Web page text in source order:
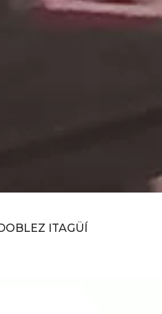
ITAGÜÍ